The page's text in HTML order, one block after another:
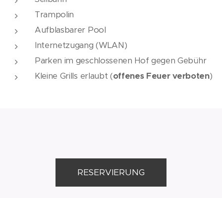
Trampolin
Aufblasbarer Pool
Internetzugang (WLAN)
Parken im geschlossenen Hof gegen Gebühr
Kleine Grills erlaubt (offenes Feuer verboten)
RESERVIERUNG